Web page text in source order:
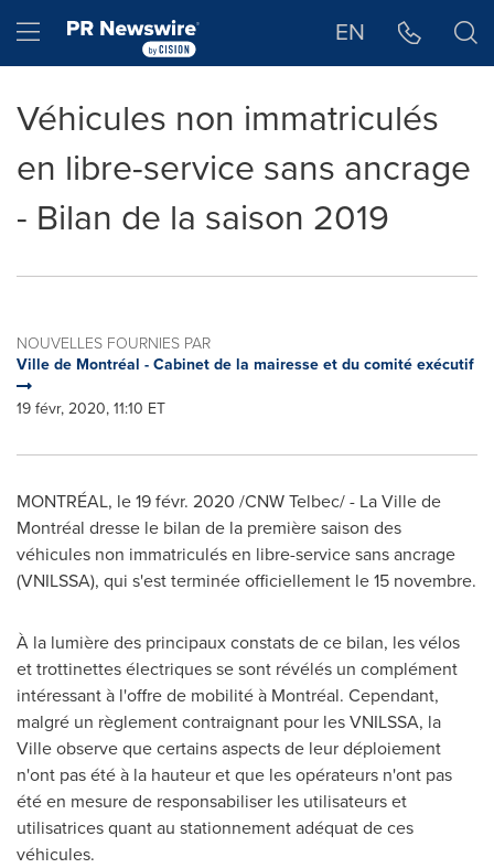
Hamburger menu EN
Véhicules non immatriculés
en libre-service sans ancrage
- Bilan de la saison 2019
NOUVELLES FOURNIES PAR
Ville de Montréal - Cabinet de la mairesse et du comité exécutif
19 févr, 2020, 11:10 ET
MONTRÉAL, le 19 févr. 2020 /CNW Telbec/ - La Ville de
Montréal dresse le bilan de la première saison des
véhicules non immatriculés en libre-service sans ancrage
(VNILSSA), qui s'est terminée officiellement le 15 novembre.
À la lumière des principaux constats de ce bilan, les vélos
et trottinettes électriques se sont révélés un complément
intéressant à l'offre de mobilité à Montréal. Cependant,
malgré un règlement contraignant pour les VNILSSA, la
Ville observe que certains aspects de leur déploiement
n'ont pas été à la hauteur et que les opérateurs n'ont pas
été en mesure de responsabiliser les utilisateurs et
utilisatrices quant au stationnement adéquat de ces
véhicules.